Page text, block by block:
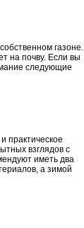
газоне.
на почву. Если вы
следующие
практическое
взглядов с
иметь два
а зимой